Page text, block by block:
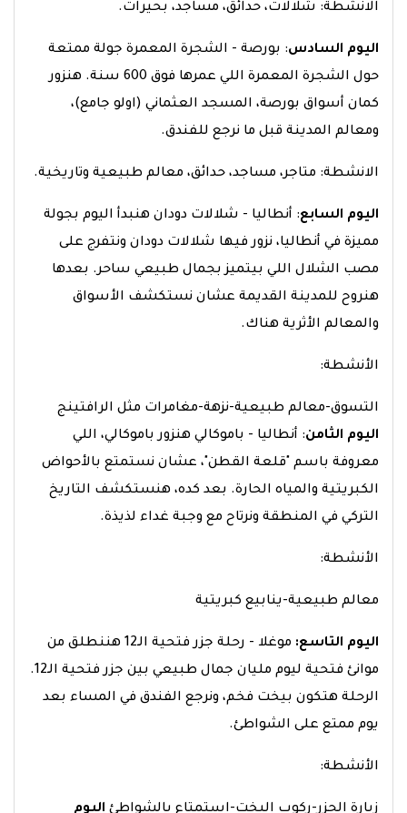
الانشطة: شلالات، حدائق، مساجد، بحيرات.
اليوم السادس: بورصة - الشجرة المعمرة جولة ممتعة
حول الشجرة المعمرة اللي عمرها فوق 600 سنة. هنزور
كمان أسواق بورصة، المسجد العثماني (اولو جامع)،
ومعالم المدينة قبل ما نرجع للفندق.
الانشطة: متاجر، مساجد، حدائق، معالم طبيعية وتاريخية.
اليوم السابع: أنطاليا - شلالات دودان هنبدأ اليوم بجولة
مميزة في أنطاليا، نزور فيها شلالات دودان ونتفرج على
مصب الشلال اللي بيتميز بجمال طبيعي ساحر. بعدها
هنروح للمدينة القديمة عشان نستكشف الأسواق
والمعالم الأثرية هناك.
الأنشطة:
التسوق-معالم طبيعية-نزهة-مغامرات مثل الرافتينج
اليوم الثامن: أنطاليا - باموكالي هنزور باموكالي، اللي
معروفة باسم "قلعة القطن"، عشان نستمتع بالأحواض
الكبريتية والمياه الحارة. بعد كده، هنستكشف التاريخ
التركي في المنطقة ونرتاح مع وجبة غداء لذيذة.
الأنشطة:
معالم طبيعية-ينابيع كبريتية
اليوم التاسع: موغلا - رحلة جزر فتحية الـ12
هننطلق من
موانئ فتحية ليوم مليان جمال طبيعي بين جزر فتحية الـ12.
الرحلة هتكون بيخت فخم، ونرجع الفندق في المساء بعد
يوم ممتع على الشواطئ.
الأنشطة:
زيارة الجزر-ركوب اليخت-استمتاع بالشواطئ اليوم